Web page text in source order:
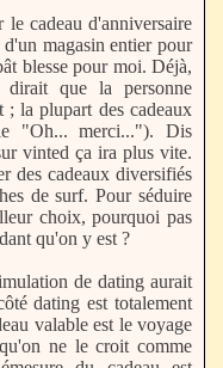
cadeau d'anniversaire
magasin entier pour
blesse pour moi. Déjà,
que la personne
; la plupart des cadeaux
"Oh... merci..."). Dis
vinted ça ira plus vite.
des cadeaux diversifiés
de surf. Pour séduire
choix, pourquoi pas
qu'on y est ?
de dating aurait
dating est totalement
valable est le voyage
ne le croit comme